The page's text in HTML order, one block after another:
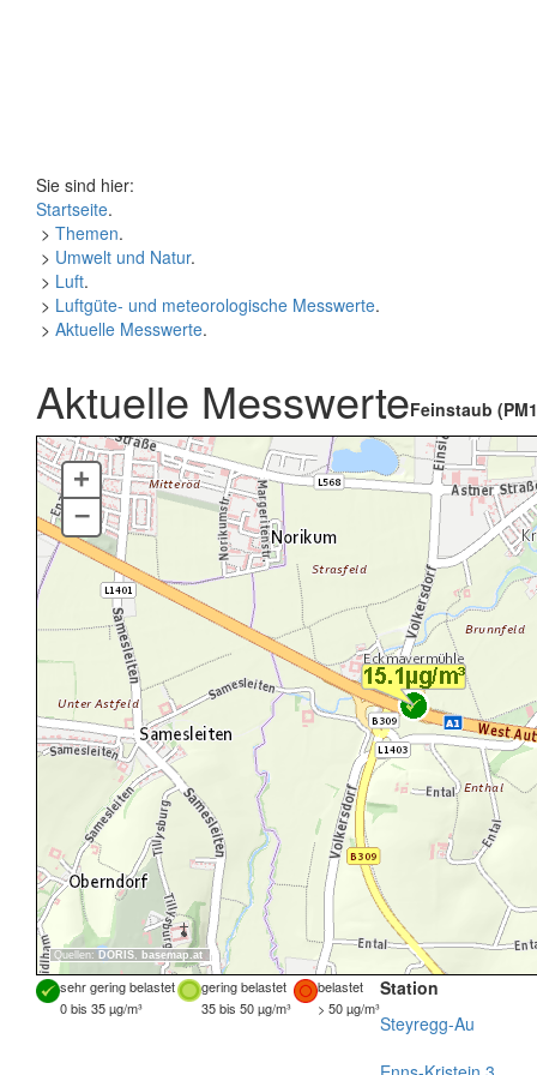
Sie sind hier:
Startseite.
> Themen.
> Umwelt und Natur.
> Luft.
> Luftgüte- und meteorologische Messwerte.
> Aktuelle Messwerte.
Aktuelle MesswerteFeinstaub
Quellen: DORIS, basemap.at
+
–
sehr gering belastet gering belastet
belastet
0 bis 35 µg/m³
35 bis 50 µg/m³ > 50 µg/m³
Station
Steyregg-Au